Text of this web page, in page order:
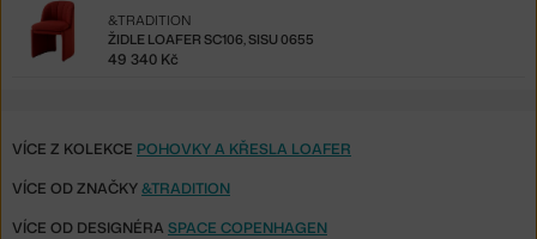
ŽIDLE LOAFER SC106, SISU 0655
&TRADITION
49 340 Kč
VÍCE Z KOLEKCE POHOVKY A KŘESLA LOAFER
VÍCE OD ZNAČKY&TRADITION
VÍCE OD DESIGNÉRA SPACE COPENHAGEN